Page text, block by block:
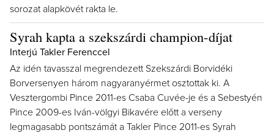
sorozat alapkövét rakta le.
Syrah kapta a szekszárdi champion-díjat
Interjú Takler Ferenccel
Az idén tavasszal megrendezett Szekszárdi Borvidéki
Borversenyen három nagyaranyérmet osztottak ki. A
Vesztergombi Pince 2011-es Csaba Cuvée-je és a Sebestyén
Pince 2009-es Iván-völgyi Bikavére előtt a verseny
legmagasabb pontszámát a Takler Pince 2011-es Syrah